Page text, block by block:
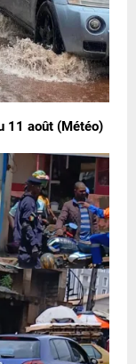
11 août (Météo)